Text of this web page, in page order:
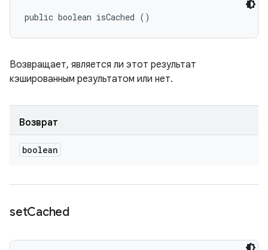
public boolean isCached ()
Возвращает, является ли этот результат
кэшированным результатом или нет.
Возврат
boolean
setCached